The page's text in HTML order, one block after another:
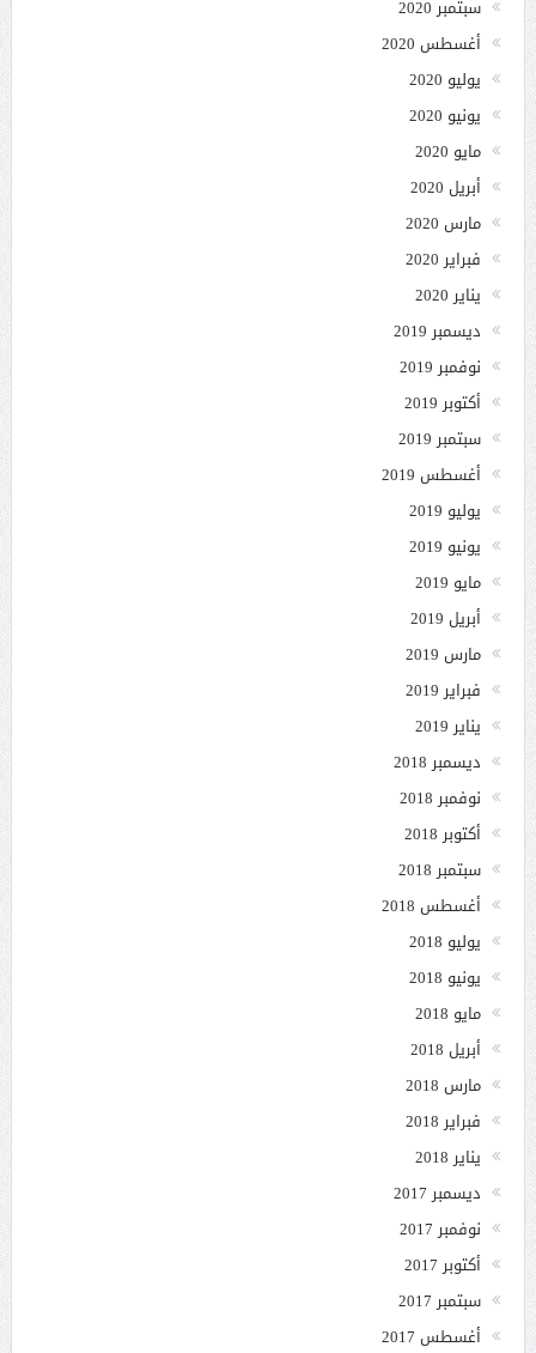
سبتمبر 2020
أغسطس 2020
يوليو 2020
يونيو 2020
مايو 2020
أبريل 2020
مارس 2020
فبراير 2020
يناير 2020
ديسمبر 2019
نوفمبر 2019
أكتوبر 2019
سبتمبر 2019
أغسطس 2019
يوليو 2019
يونيو 2019
مايو 2019
أبريل 2019
مارس 2019
فبراير 2019
يناير 2019
ديسمبر 2018
نوفمبر 2018
أكتوبر 2018
سبتمبر 2018
أغسطس 2018
يوليو 2018
يونيو 2018
مايو 2018
أبريل 2018
مارس 2018
فبراير 2018
يناير 2018
ديسمبر 2017
نوفمبر 2017
أكتوبر 2017
سبتمبر 2017
أغسطس 2017